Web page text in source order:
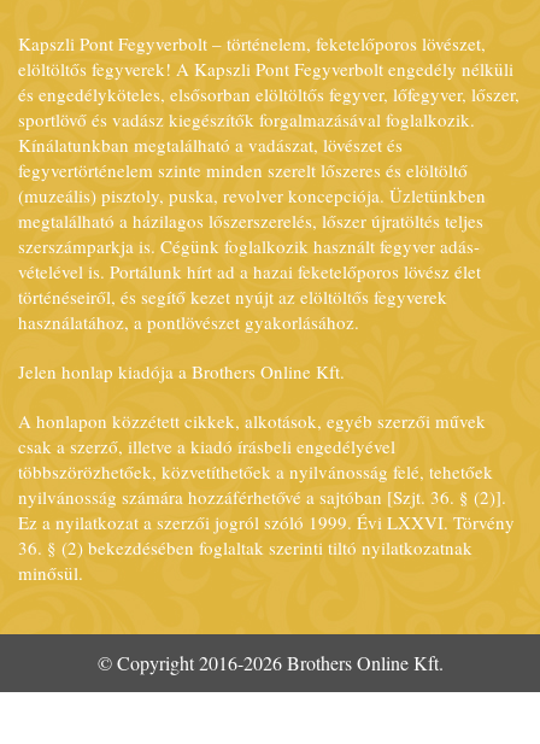
Kapszli Pont Fegyverbolt – történelem, feketelőporos lövészet,
elöltöltős fegyverek! A Kapszli Pont Fegyverbolt engedély nélküli
és engedélyköteles, elsősorban elöltöltős fegyver, lőfegyver, lőszer,
sportlövő és vadász kiegészítők forgalmazásával foglalkozik.
Kínálatunkban megtalálható a vadászat, lövészet és
fegyvertörténelem szinte minden szerelt lőszeres és elöltöltő
(muzeális) pisztoly, puska, revolver koncepciója. Üzletünkben
megtalálható a házilagos lőszerszerelés, lőszer újratöltés teljes
szerszámparkja is. Cégünk foglalkozik használt fegyver adás-
vételével is. Portálunk hírt ad a hazai feketelőporos lövész élet
történéseiről, és segítő kezet nyújt az elöltöltős fegyverek
használatához, a pontlövészet gyakorlásához.
Jelen honlap kiadója a Brothers Online Kft.
A honlapon közzétett cikkek, alkotások, egyéb szerzői művek
csak a szerző, illetve a kiadó írásbeli engedélyével
többszörözhetőek, közvetíthetőek a nyilvánosság felé, tehetőek
nyilvánosság számára hozzáférhetővé a sajtóban [Szjt. 36. § (2)].
Ez a nyilatkozat a szerzői jogról szóló 1999. Évi LXXVI. Törvény
36. § (2) bekezdésében foglaltak szerinti tiltó nyilatkozatnak
minősül.
© Copyright 2016-2026 Brothers Online Kft.